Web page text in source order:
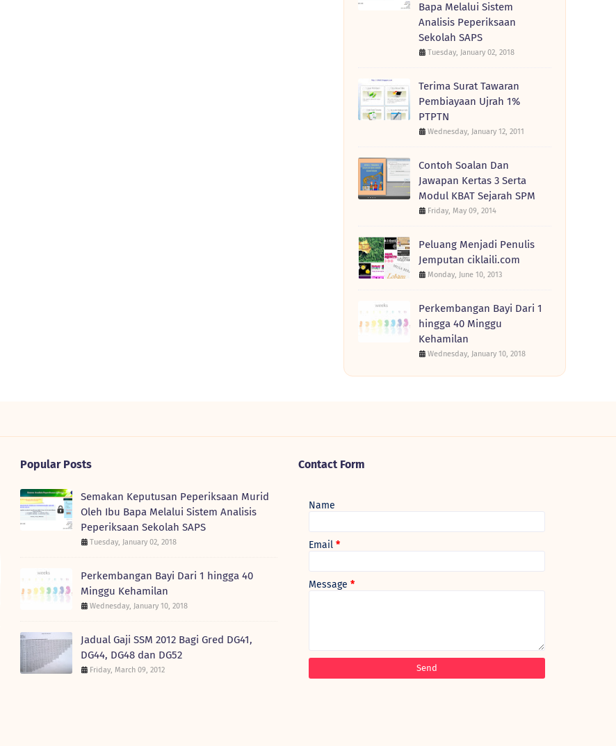
Bapa Melalui Sistem
Analisis Peperiksaan
Sekolah SAPS
Tuesday, January 02, 2018
Terima Surat Tawaran
Pembiayaan Ujrah 1%
PTPTN
Wednesday, January 12, 2011
Contoh Soalan Dan
Jawapan Kertas 3 Serta
Modul KBAT Sejarah SPM
Friday, May 09, 2014
Peluang Menjadi Penulis
Jemputan ciklaili.com
Monday, June 10, 2013
Perkembangan Bayi Dari 1
hingga 40 Minggu
Kehamilan
Wednesday, January 10, 2018
Popular Posts
Semakan Keputusan Peperiksaan Murid
Oleh Ibu Bapa Melalui Sistem Analisis
Peperiksaan Sekolah SAPS
Tuesday, January 02, 2018
Perkembangan Bayi Dari 1 hingga 40
Minggu Kehamilan
Wednesday, January 10, 2018
Jadual Gaji SSM 2012 Bagi Gred DG41,
DG44, DG48 dan DG52
Friday, March 09, 2012
Contact Form
Name
Email *
Message *